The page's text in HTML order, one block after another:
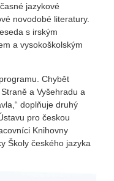
jazykové
novodobé literatury.
s irským
a vysokoškolským
Chybět
a Vyšehradu a
doplňuje druhý
pro českou
Knihovny
Školy českého jazyka